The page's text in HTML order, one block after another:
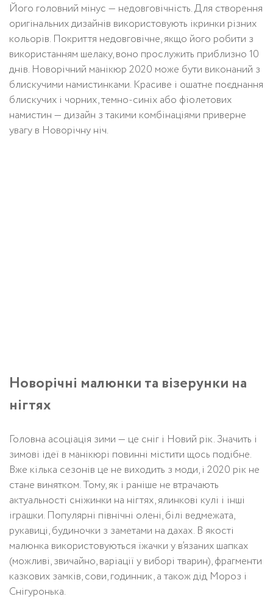
Його головний мінус — недовговічність. Для створення
оригінальних дизайнів використовують ікринки різних
кольорів. Покриття недовговічне, якщо його робити з
використанням шелаку, воно прослужить приблизно 10
днів. Новорічний манікюр 2020 може бути виконаний з
блискучими намистинками. Красиве і ошатне поєднання
блискучих і чорних, темно-синіх або фіолетових
намистин — дизайн з такими комбінаціями приверне
увагу в Новорічну ніч.
Новорічні малюнки та візерунки на
нігтях
Головна асоціація зими — це сніг і Новий рік. Значить і
зимові ідеї в манікюрі повинні містити щось подібне.
Вже кілька сезонів це не виходить з моди, і 2020 рік не
стане винятком. Тому, як і раніше не втрачають
актуальності сніжинки на нігтях, ялинкові кулі і інші
іграшки. Популярні північні олені, білі ведмежата,
рукавиці, будиночки з заметами на дахах. В якості
малюнка використовуються їжачки у в’язаних шапках
(можливі, звичайно, варіації у виборі тварин), фрагменти
казкових замків, сови, годинник, а також дід Мороз і
Снігуронька.